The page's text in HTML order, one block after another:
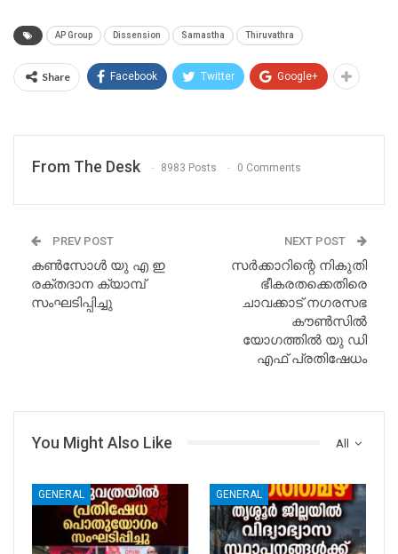
AP Group Dissension Samastha Thiruvathra
Share Facebook Twitter Google+
From The Desk 8983 Posts 0 Comments
PREV POST
കൺസോൾ യു എ ഇ
രക്തദാന ക്യാമ്പ്
സംഘടിപ്പിച്ചു
NEXT POST
സർക്കാറിന്റെ നികുതി
ഭീകരതക്കെതിരെ
ചാവക്കാട് നഗരസഭ
കൗൺസിൽ
യോഗത്തിൽ യു ഡി
എഫ് പ്രതിഷേധം
All
You Might Also Like
GENERAL GENERAL